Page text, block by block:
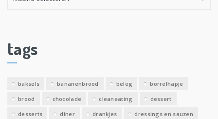
e
v
tags
baksels bananenbrood beleg borrelhapje
brood chocolade cleaneating dessert
desserts diner drankjes dressings en sauzen